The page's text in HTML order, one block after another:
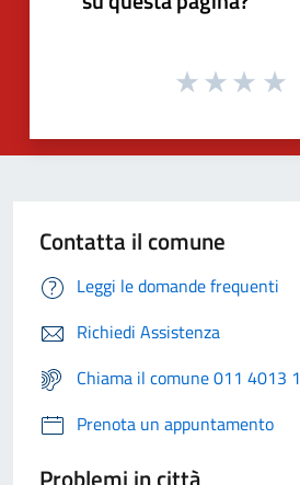
Contatta il comune
Leggi le domande frequenti
Richiedi Assistenza
Chiama il comune 011 4013 1
Prenota un appuntamento